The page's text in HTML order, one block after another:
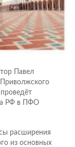
Павел
РФ в ПФО
расширения
из основных